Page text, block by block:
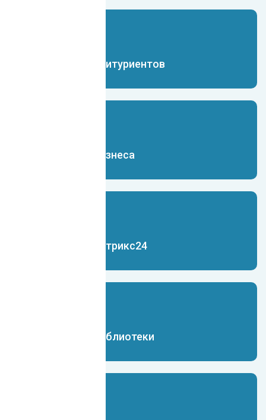
Чат-бот для абитуриентов
Чат-бот для бизнеса
Чат-бот для Битрикс24
Чат-бот для библиотеки